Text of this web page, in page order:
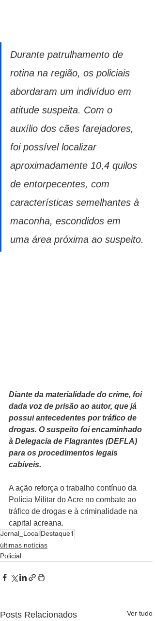
Durante patrulhamento de
rotina na região, os policiais
abordaram um indivíduo em
atitude suspeita. Com o
auxílio dos cães farejadores,
foi possível localizar
aproximadamente 10,4 quilos
de entorpecentes, com
características semelhantes à
maconha, escondidos em
uma área próxima ao suspeito.
Diante da materialidade do crime, foi
dada voz de prisão ao autor, que já
possui antecedentes por tráfico de
drogas. O suspeito foi encaminhado
à Delegacia de Flagrantes (DEFLA)
para os procedimentos legais
cabíveis.
A ação reforça o trabalho contínuo da
Polícia Militar do Acre no combate ao
tráfico de drogas e à criminalidade na
capital acreana.
Jornal_LocalDestaque1
últimas notícias
Policial
Posts Relacionados Ver tudo